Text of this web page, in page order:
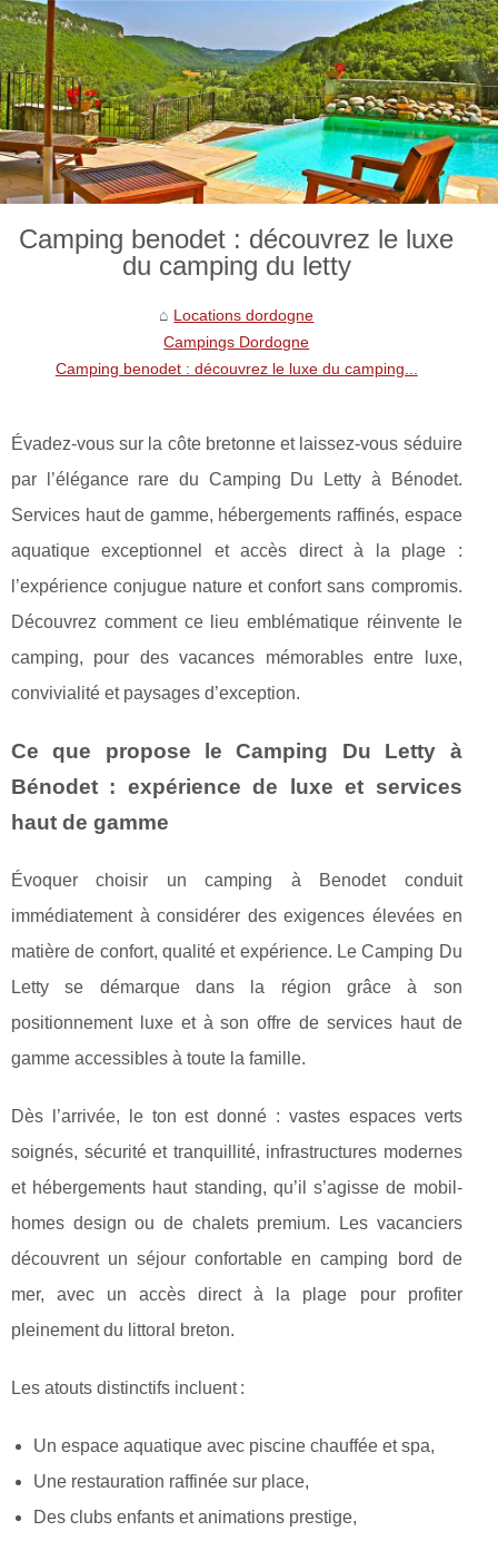
Camping benodet : découvrez le luxe
du camping du letty
Locations dordogne
Campings Dordogne
Camping benodet : découvrez le luxe du camping...
Évadez-vous sur la côte bretonne et laissez-vous séduire
par l’élégance rare du Camping Du Letty à Bénodet.
Services haut de gamme, hébergements raffinés, espace
aquatique exceptionnel et accès direct à la plage :
l’expérience conjugue nature et confort sans compromis.
Découvrez comment ce lieu emblématique réinvente le
camping, pour des vacances mémorables entre luxe,
convivialité et paysages d’exception.
Ce que propose le Camping Du Letty à
Bénodet : expérience de luxe et services
haut de gamme
Évoquer choisir un camping à Benodet conduit
immédiatement à considérer des exigences élevées en
matière de confort, qualité et expérience. Le Camping Du
Letty se démarque dans la région grâce à son
positionnement luxe et à son offre de services haut de
gamme accessibles à toute la famille.
Dès l’arrivée, le ton est donné : vastes espaces verts
soignés, sécurité et tranquillité, infrastructures modernes
et hébergements haut standing, qu’il s’agisse de mobil-
homes design ou de chalets premium. Les vacanciers
découvrent un séjour confortable en camping bord de
mer, avec un accès direct à la plage pour profiter
pleinement du littoral breton.
Les atouts distinctifs incluent :
Un espace aquatique avec piscine chauffée et spa,
Une restauration raffinée sur place,
Des clubs enfants et animations prestige,